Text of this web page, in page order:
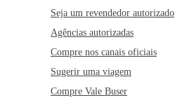
Seja um revendedor autorizado
Agências autorizadas
Compre nos canais oficiais
Sugerir uma viagem
Compre Vale Buser